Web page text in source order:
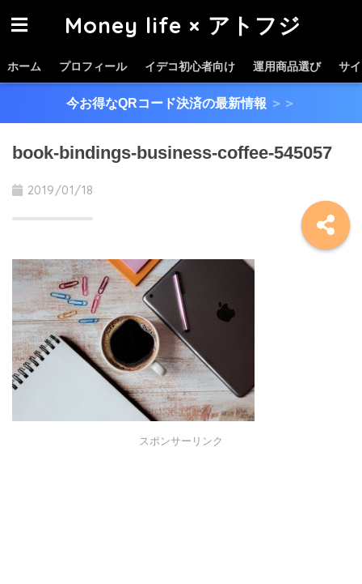
Money life × アトフジ
ホーム プロフィール イデコ初心者向け 運用商品選び サ
今お得なQRコード決済の最新情報 ＞＞
book-bindings-business-coffee-545057
2019/01/18
スポンサーリンク